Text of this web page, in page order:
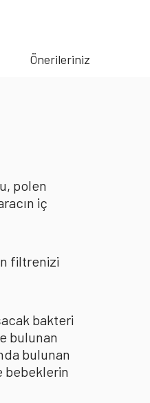
Önerileriniz
polen
iç
filtrenizi
bakteri
bulunan
bulunan
bebeklerin